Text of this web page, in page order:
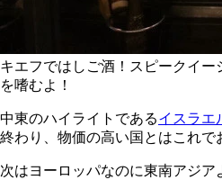
キエフではしご酒！スピークイ
を嗜むよ！
中東のハイライトであるイスラエ
終わり、物価の高い国とはこれで
次はヨーロッパなのに東南アジア